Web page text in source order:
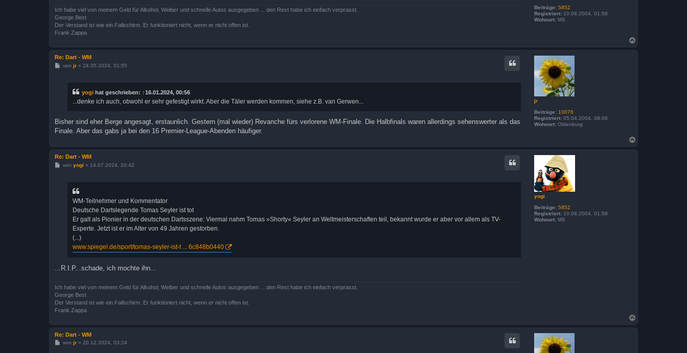
Beiträge: 5852
Registriert: 10.08.2004, 01:58
Wohnort: MS
Ich habe viel von meinem Geld für Alkohol, Weiber und schnelle Autos ausgegeben ... den Rest habe ich einfach verprasst.
George Best
Der Verstand ist wie ein Fallschirm. Er funktioniert nicht, wenn er nicht offen ist.
Frank Zappa
a
c
jr
Beiträge: 10076
Registriert: 05.04.2004, 08:06
Wohnort: Oldenburg
Re: Dart - WM
Bvon jr» 24.05.2024, 01:55
yogi hat geschrieben: ↑16.01.2024, 00:56
...denke ich auch, obwohl er sehr gefestigt wirkt. Aber die Täler werden kommen, siehe z.B. van Gerwen...
Bisher sind eher Berge angesagt, erstaunlich. Gestern (mal wieder) Revanche fürs verlorene WM-Finale. Die Halbfinals waren allerdings sehenswerter als das
Finale. Aber das gabs ja bei den 16 Premier-League-Abenden häufiger.
a
c
yogi
Beiträge: 5852
Registriert: 10.08.2004, 01:58
Wohnort: MS
Re: Dart - WM
Bvon yogi » 14.07.2024, 20:42
WM-Teilnehmer und Kommentator
Deutsche Dartslegende Tomas Seyler ist tot
Er galt als Pionier in der deutschen Dartsszene: Viermal nahm Tomas »Shorty« Seyler an Weltmeisterschaften teil, bekannt wurde er aber vor allem als TV-
Experte. Jetzt ist er im Alter von 49 Jahren gestorben.
(...)
www.spiegel.de/sport/tomas-seyler-ist-t ... 6c848b0440
...R.I.P...schade, ich mochte ihn...
Ich habe viel von meinem Geld für Alkohol, Weiber und schnelle Autos ausgegeben ... den Rest habe ich einfach verprasst.
George Best
Der Verstand ist wie ein Fallschirm. Er funktioniert nicht, wenn er nicht offen ist.
Frank Zappa
a
c
Re: Dart - WM
Bvon jr» 20.12.2024, 03:24